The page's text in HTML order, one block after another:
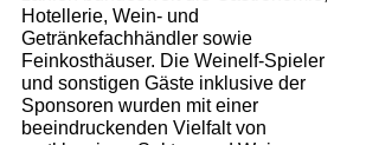
Hotellerie, Wein- und
Getränkefachhändler sowie
Feinkosthäuser. Die Weinelf-Spieler
und sonstigen Gäste inklusive der
Sponsoren wurden mit einer
beeindruckenden Vielfalt von